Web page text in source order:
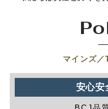
マインズ／
安心安